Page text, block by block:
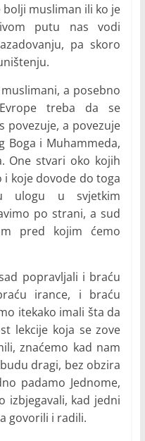
bolji musliman ili ko je
putu nas vodi
pa skoro
a posebno
treba da se
povezuje, a povezuje
Boga i Muhammeda,
One stvari oko kojih
i koje dovode do toga
ulogu u svjetkim
po strani, a sud
pred kojim ćemo
i braću
irance, i braću
itekako imali šta da
lekcije koja se zove
znaćemo kad nam
dragi, bez obzira
padamo Jednome,
izbjegavali, kad jedni
govorili i radili.